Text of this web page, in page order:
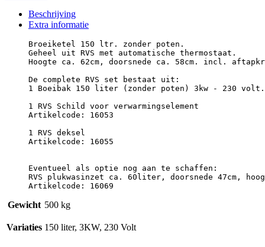
Beschrijving
Extra informatie
Broeiketel 150 ltr. zonder poten.
Geheel uit RVS met automatische thermostaat.
Hoogte ca. 62cm, doorsnede ca. 58cm. incl.
De complete RVS set bestaat uit:
1 Boeibak 150 liter (zonder poten) 3kw - 230 volt.
1 RVS Schild voor verwarmingselement
Artikelcode: 16053
1 RVS deksel
Artikelcode: 16055
Eventueel als optie nog aan te schaffen:
RVS plukwasinzet ca. 60liter, doorsnede 47cm,
Artikelcode: 16069
Gewicht 500 kg
Variaties 150 liter, 3KW, 230 Volt